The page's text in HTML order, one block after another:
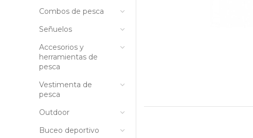
Combos de pesca
Señuelos
Accesorios y
herramientas de
pesca
Vestimenta de
pesca
Outdoor
Buceo deportivo